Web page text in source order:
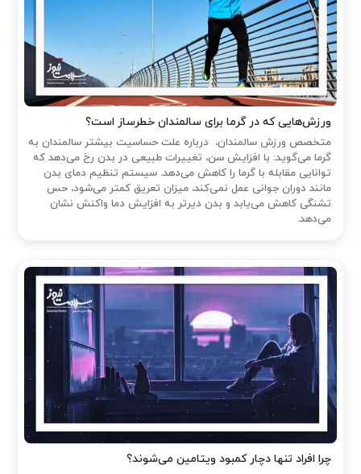
ورزش‌هایی که در گرما برای سالمندان خطرساز است؟
متخصص ورزش سالمندان، درباره علت حساسیت بیشتر سالمندان به
گرما می‌گوید: با افزایش سن، تغییرات طبیعی در بدن رخ می‌دهد که
توانایی مقابله با گرما را کاهش می‌دهد. سیستم تنظیم دمای بدن
مانند دوران جوانی عمل نمی‌کند، میزان تعریق کمتر می‌شود، حس
تشنگی کاهش می‌یابد و بدن دیرتر به افزایش دما واکنش نشان
می‌دهد.
چرا افراد تنها دچار کمبود ویتامین می‌شوند؟